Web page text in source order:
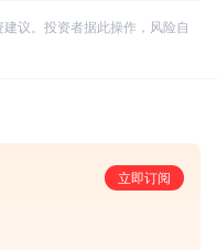
议。投资者据此操作，风险自
立即订阅